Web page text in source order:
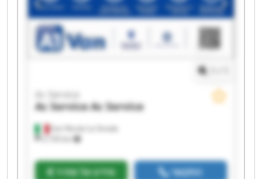
San Nicola La Strada
2,150 km
Ac Service
Ac ServiceAc Service
מידע על מחיר התקשר